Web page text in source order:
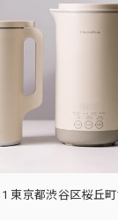
東京都渋谷区桜丘